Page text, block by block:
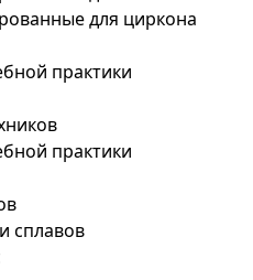
для циркона
практики
практики
сплавов